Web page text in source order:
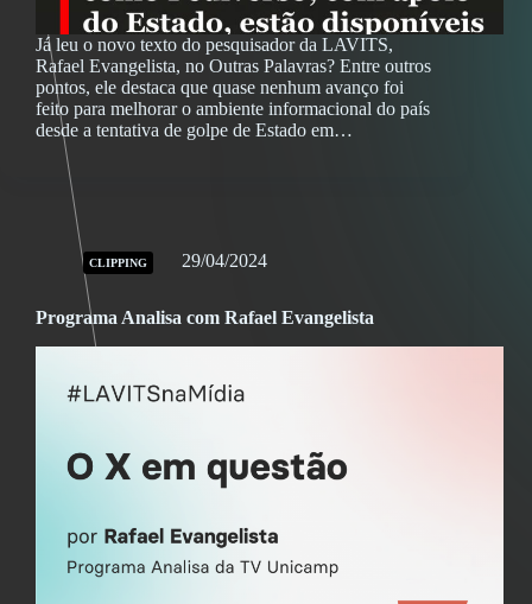
Já leu o novo texto do pesquisador da LAVITS,
Rafael Evangelista, no Outras Palavras? Entre outros
pontos, ele destaca que quase nenhum avanço foi
feito para melhorar o ambiente informacional do país
desde a tentativa de golpe de Estado em…
CLIPPING 29/04/2024
Programa Analisa com Rafael Evangelista